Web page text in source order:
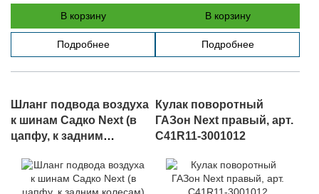
В корзину
Подробнее
В корзину
Подробнее
Шланг подвода воздуха
к шинам Садко Next (в
цапфу, к задним
3124039
Кулак поворотный
ГАЗон Next правый, арт.
C41R11-3001012